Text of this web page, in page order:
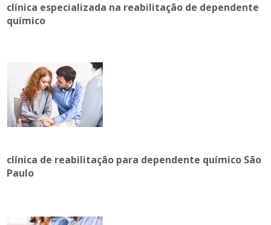
clínica especializada na reabilitação de dependente
químico
clínica de reabilitação para dependente químico São
Paulo